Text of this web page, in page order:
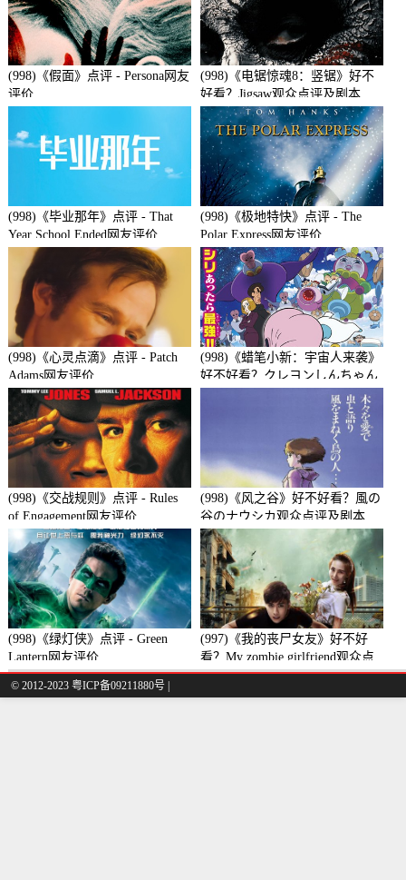
(998)《假面》点评 - Persona网友
评价
(998)《电锯惊魂8：竖锯》好不
好看？Jigsaw观众点评及剧本
(998)《毕业那年》点评 - That
Year School Ended网友评价
(998)《极地特快》点评 - The
Polar Express网友评价
(998)《心灵点滴》点评 - Patch
Adams网友评价
(998)《蜡笔小新：宇宙人来袭》
好不好看？クレヨンしんちゃん
襲来!!宇宙人シリリ观众点评及
(998)《交战规则》点评 - Rules
of Engagement网友评价
(998)《风之谷》好不好看？風の
谷のナウシカ观众点评及剧本
(998)《绿灯侠》点评 - Green
Lantern网友评价
(997)《我的丧尸女友》好不好
看？My zombie girlfriend观众点
评及剧本
© 2012-2023 粤ICP备09211880号 |